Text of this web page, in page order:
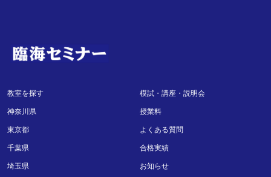
教室を探す
神奈川県
東京都
千葉県
埼玉県
模試・講座・説明会
授業料
よくある質問
合格実績
お知らせ